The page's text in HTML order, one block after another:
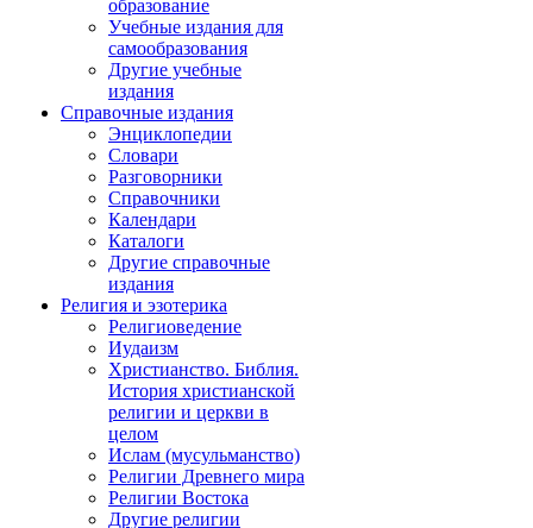
образование
Учебные издания для
самообразования
Другие учебные
издания
Справочные издания
Энциклопедии
Словари
Разговорники
Справочники
Календари
Каталоги
Другие справочные
издания
Религия и эзотерика
Религиоведение
Иудаизм
Христианство. Библия.
История христианской
религии и церкви в
целом
Ислам (мусульманство)
Религии Древнего мира
Религии Востока
Другие религии